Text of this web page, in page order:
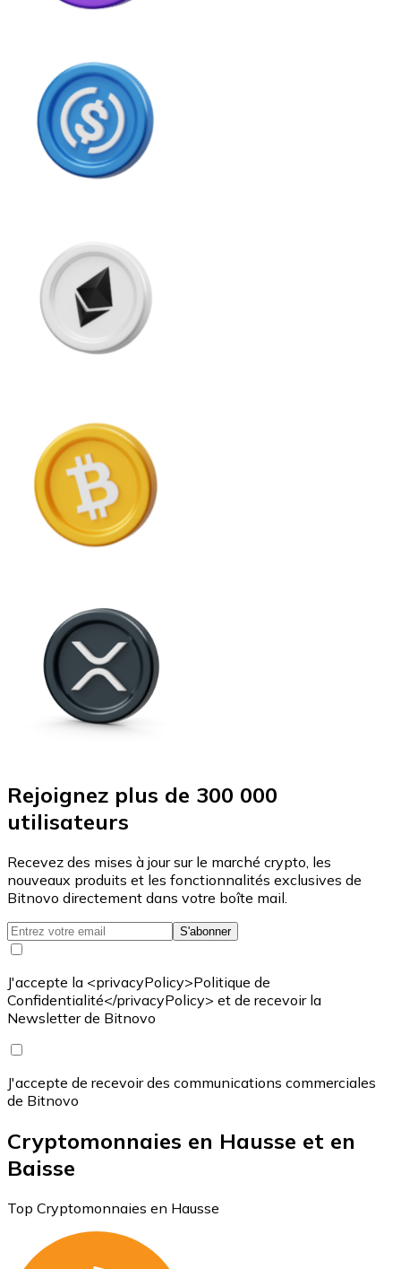
Rejoignez plus de 300 000
utilisateurs
Recevez des mises à jour sur le marché crypto, les
nouveaux produits et les fonctionnalités exclusives de
Bitnovo directement dans votre boîte mail.
S'abonner
J'accepte la <privacyPolicy>Politique de
Confidentialité</privacyPolicy> et de recevoir la
Newsletter de Bitnovo
J'accepte de recevoir des communications commerciales
de Bitnovo
Cryptomonnaies en Hausse et en
Baisse
Top Cryptomonnaies en Hausse